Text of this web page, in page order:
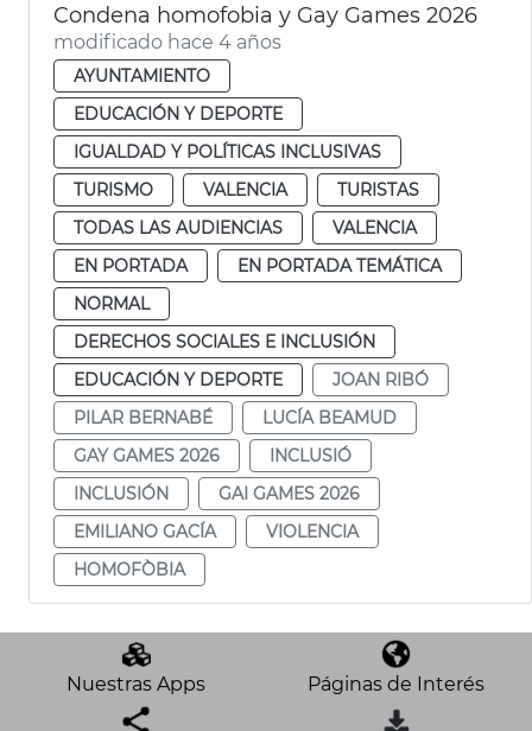
Condena homofobia y Gay Games 2026
modificado hace 4 años
AYUNTAMIENTO
EDUCACIÓN Y DEPORTE
IGUALDAD Y POLÍTICAS INCLUSIVAS
TURISMO
VALENCIA
TURISTAS
TODAS LAS AUDIENCIAS
VALENCIA
EN PORTADA
EN PORTADA TEMÁTICA
NORMAL
DERECHOS SOCIALES E INCLUSIÓN
EDUCACIÓN Y DEPORTE
JOAN RIBÓ
PILAR BERNABÉ
LUCÍA BEAMUD
GAY GAMES 2026
INCLUSIÓ
INCLUSIÓN
GAI GAMES 2026
EMILIANO GACÍA
VIOLENCIA
HOMOFÒBIA
Nuestras Apps Páginas de Interés